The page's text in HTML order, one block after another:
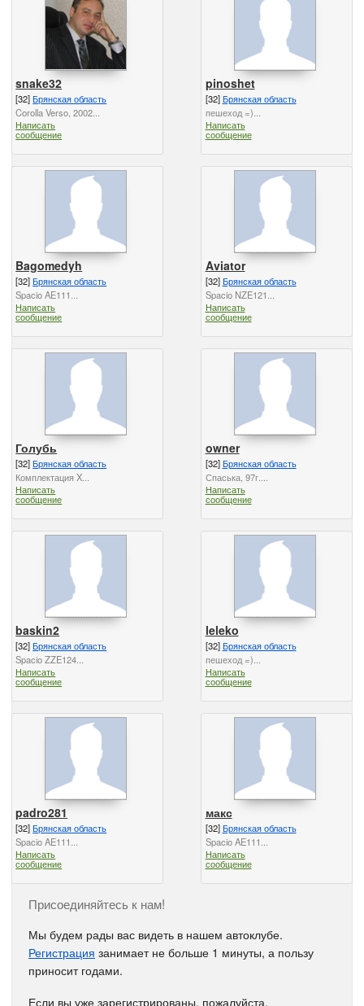
snake32
[32]Брянская область
Corolla Verso, 2002...
Написать
сообщение
pinoshet
[32]Брянская область
пешеход =)...
Написать
сообщение
Bagomedyh
[32]Брянская область
Spacio AE111...
Написать
сообщение
Aviator
[32]Брянская область
Spacio NZE121...
Написать
сообщение
Голубь
[32]Брянская область
Комплектация X...
Написать
сообщение
owner
[32]Брянская область
Спаська, 97г....
Написать
сообщение
baskin2
[32]Брянская область
Spacio ZZE124...
Написать
сообщение
leleko
[32]Брянская область
пешеход =)...
Написать
сообщение
padro281
[32]Брянская область
Spacio AE111...
Написать
сообщение
макс
[32]Брянская область
Spacio AE111...
Написать
сообщение
Присоединяйтесь к нам!
Мы будем рады вас видеть в нашем автоклубе.
Регистрация занимает не больше 1 минуты, а пользу
приносит годами.
Если вы уже зарегистрированы, пожалуйста,